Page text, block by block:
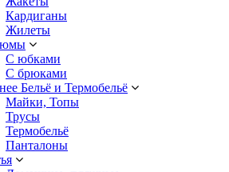
Кардиганы
Жилеты
С юбками
С брюками
Бельё и Термобельё
Майки, Топы
Трусы
Термобельё
Панталоны